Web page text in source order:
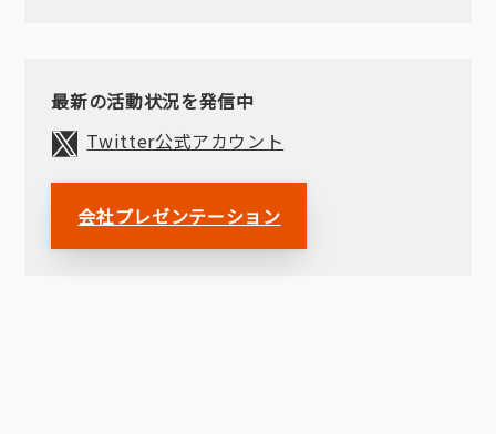
最新の活動状況を発信中
Twitter公式アカウント
会社プレゼンテーション